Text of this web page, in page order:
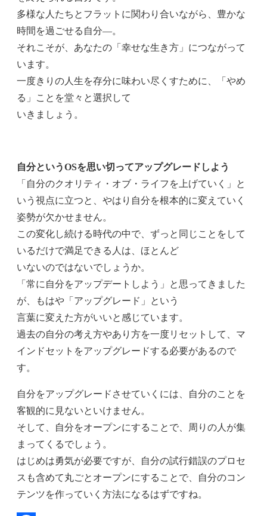
多様な人たちとフラットに関わり合いながら、豊かな
時間を過ごせる自分―。
それこそが、あなたの「幸せな生き方」につながって
います。
一度きりの人生を存分に味わい尽くすために、「やめ
る」ことを堂々と選択して
いきましょう。
自分というOSを思い切ってアップグレードしよう
「自分のクオリティ・オブ・ライフを上げていく」と
いう視点に立つと、やはり自分を根本的に変えていく
姿勢が欠かせません。
この変化し続ける時代の中で、ずっと同じことをして
いるだけで満足できる人は、ほとんど
いないのではないでしょうか。
「常に自分をアップデートしよう」と思ってきました
が、もはや「アップグレード」という
言葉に変えた方がいいと感じています。
過去の自分の考え方やあり方を一度リセットして、マ
インドセットをアップグレードする必要があるので
す。
自分をアップグレードさせていくには、自分のことを
客観的に見ないといけません。
そして、自分をオープンにすることで、周りの人が集
まってくるでしょう。
はじめは勇気が必要ですが、自分の試行錯誤のプロセ
スも含めて丸ごとオープンにすることで、自分のコン
テンツを作っていく方法になるはずですね。